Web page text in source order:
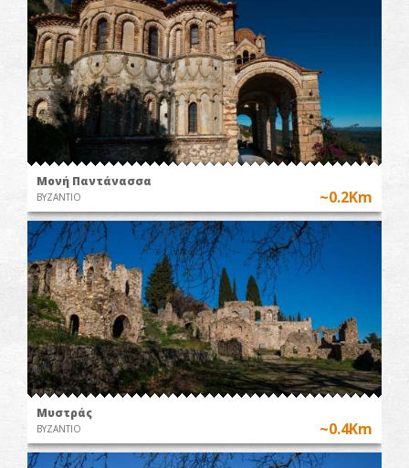
Μονή Παντάνασσα
ΒΥΖΑΝΤΙΟ ~0.2Km
Μυστράς
ΒΥΖΑΝΤΙΟ ~0.4Km